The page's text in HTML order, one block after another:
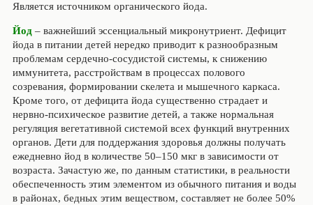
Является источником органического йода.
Йод – важнейший эссенциальный микронутриент. Дефицит
йода в питании детей нередко приводит к разнообразным
проблемам сердечно-сосудистой системы, к снижению
иммунитета, расстройствам в процессах полового
созревания, формировании скелета и мышечного каркаса.
Кроме того, от дефицита йода существенно страдает и
нервно-психическое развитие детей, а также нормальная
регуляция вегетативной системой всех функций внутренних
органов. Дети для поддержания здоровья должны получать
ежедневно йод в количестве 50–150 мкг в зависимости от
возраста. Зачастую же, по данным статистики, в реальности
обеспеченность этим элементом из обычного питания и воды
в районах, бедных этим веществом, составляет не более 50%